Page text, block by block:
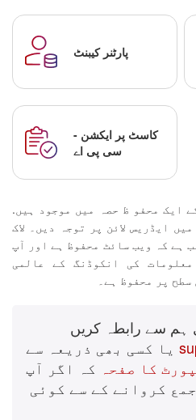
پارٹنر کیبنٹ
کاسٹ پر ایکشن -
سی پی اے
ایک محفو ظ حصہ میں موجود ہیں.
ایڈریس لائن پر توجہ دیں۔ لاک
ہے کہ ویب سائٹ محفوظ ہے اور آپ
کی انکوڈنگ کے عالمی
پر محفوظ ہے۔
ہم سے رابطہ کریں
یا کسی بھی ذریعہ سے
کا صفحہ کہ اگر آپ
کروانے کے سے کوئی